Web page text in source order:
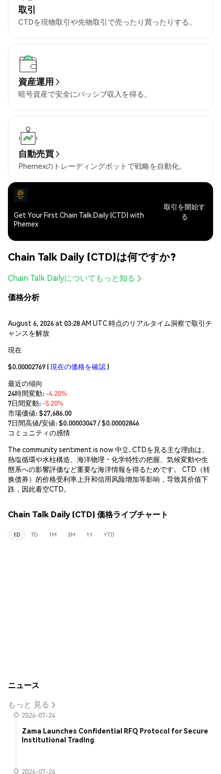
取引
CTDを現物取引や先物取引で売ったり買ったりする。
資産運用
暗号資産で安全にパッシブ収入を得る。
自動売買
Phemexのトレーディングボットで戦略を自動化。
Get Your First Chain Talk Daily (CTD) with
Phemex
取引を開始す
る
Chain Talk Daily (CTD)は何ですか?
Chain Talk Dailyについてもっと知る
価格分析
August 6, 2026 at 03:28 AM UTC 時点のリアルタイム洞察で取引チ
ャンスを解放
現在
$0.00002769 (現在の価格を確認 )
最近の傾向
24時間変動: -4.20%
7日間変動: -5.20%
市場価値:$27,686.00
7日間高値/安値: $0.00003047/ $0.00002846
コミュニティの感情
The community sentiment is now 中立. CTDを見る主な理由は、
熱塩循環や水柱構造、海洋物理・化学特性の把握、気候変動や生
態系への影響評価など重要な海洋情報を得るためです。 CTD（转
换债券）的价格受利率上升和信用风险增加等影响，导致其价值下
跌，因此看空CTD。
Chain Talk Daily (CTD) 価格ライブチャート
1D 7D 1M 3M 1Y YTD
ニュース
もっと 見る
2026-07-24
Zama Launches Confidential RFQ Protocol for Secure
Institutional Trading
2026-07-24